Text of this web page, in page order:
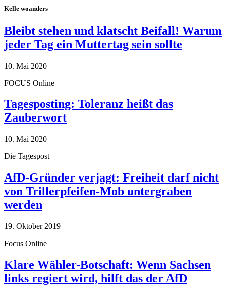
Kelle woanders
Bleibt stehen und klatscht Beifall! Warum
jeder Tag ein Muttertag sein sollte
10. Mai 2020
FOCUS Online
Tagesposting: Toleranz heißt das
Zauberwort
10. Mai 2020
Die Tagespost
AfD-Gründer verjagt: Freiheit darf nicht
von Trillerpfeifen-Mob untergraben
werden
19. Oktober 2019
Focus Online
Klare Wähler-Botschaft: Wenn Sachsen
links regiert wird, hilft das der AfD